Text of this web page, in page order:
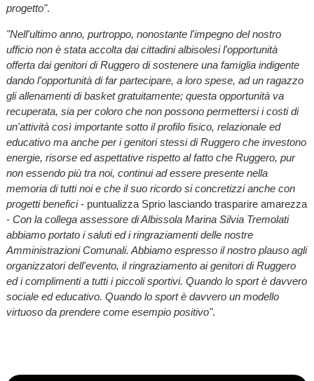
progetto".
"Nell'ultimo anno, purtroppo, nonostante l'impegno del nostro
ufficio non è stata accolta dai cittadini albisolesi l'opportunità
offerta dai genitori di Ruggero di sostenere una famiglia indigente
dando l'opportunità di far partecipare, a loro spese, ad un ragazzo
gli allenamenti di basket gratuitamente; questa opportunità va
recuperata, sia per coloro che non possono permettersi i costi di
un'attività così importante sotto il profilo fisico, relazionale ed
educativo ma anche per i genitori stessi di Ruggero che investono
energie, risorse ed aspettative rispetto al fatto che Ruggero, pur
non essendo più tra noi, continui ad essere presente nella
memoria di tutti noi e che il suo ricordo si concretizzi anche con
progetti benefici- puntualizza Sprio lasciando trasparire amarezza
- Con la collega assessore di Albissola Marina Silvia Tremolati
abbiamo portato i saluti ed i ringraziamenti delle nostre
Amministrazioni Comunali. Abbiamo espresso il nostro plauso agli
organizzatori dell'evento, il ringraziamento ai genitori di Ruggero
ed i complimenti a tutti i piccoli sportivi. Quando lo sport è davvero
sociale ed educativo. Quando lo sport è davvero un modello
virtuoso da prendere come esempio positivo".